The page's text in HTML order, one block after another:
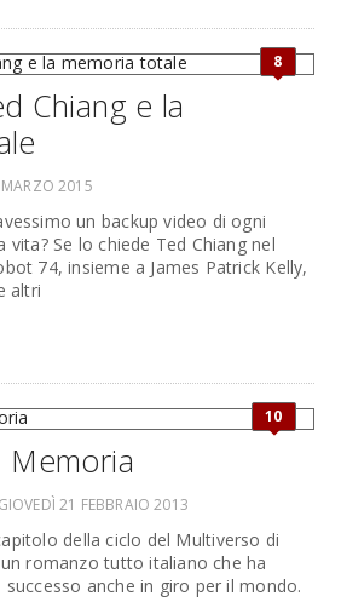
8
Chiang e la
MARZO 2015
un backup video di ogni
Se lo chiede Ted Chiang nel
74, insieme a James Patrick Kelly,
altri
10
Memoria
GIOVEDÌ 21 FEBBRAIO 2013
della ciclo del Multiverso di
romanzo tutto italiano che ha
anche in giro per il mondo.